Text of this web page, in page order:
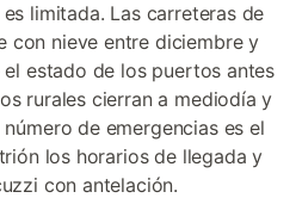
limitada. Las carreteras de
con nieve entre diciembre y
estado de los puertos antes
rurales cierran a mediodía y
de emergencias es el
los horarios de llegada y
con antelación.